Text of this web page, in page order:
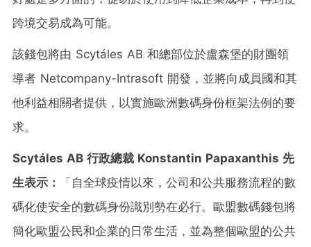
跨境交易成為可能。
該錢包將由 Scytáles AB 和總部位於盧森堡的財團領
導者 Netcompany-Intrasoft 開發，並將向成員國和其
他利益相關者提供，以實施歐洲數碼身份框架法例的要
求。
Scytáles AB 行政總裁 Konstantin Papaxanthis 先
生表示：
「自全球疫情以來，公司和公共服務流程的數
碼化使安全的數碼身份識別勢在必行。歐盟數碼錢包將
簡化歐盟公民和企業的日常生活，並為整個歐盟的公共